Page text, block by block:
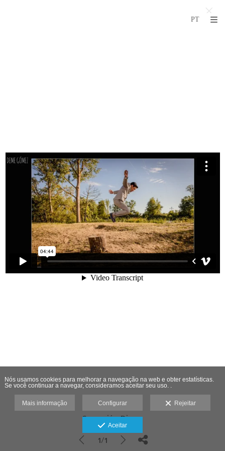
Comunión Diego
1/1
Nós usamos cookies para melhorar a navegação na web e obter estatísticas.
Se você continuar a navegar, consideramos aceitar seu uso. .
Mais informação Configurar Rejeitar
Aceitar